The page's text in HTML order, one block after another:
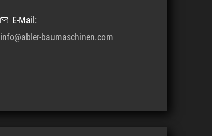
E-Mail:
info@abler-baumaschinen.com